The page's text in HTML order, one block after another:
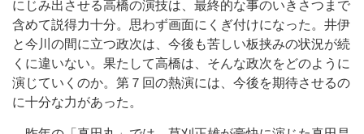
にじみ出させる高橋の演技は、最終的な事のいきさつまで
含めて説得力十分。思わず画面にくぎ付けになった。井伊
と今川の間に立つ政次は、今後も苦しい板挟みの状況が続
くに違いない。果たして高橋は、そんな政次をどのように
演じていくのか。第７回の熱演には、今後を期待させるの
に十分な力があった。